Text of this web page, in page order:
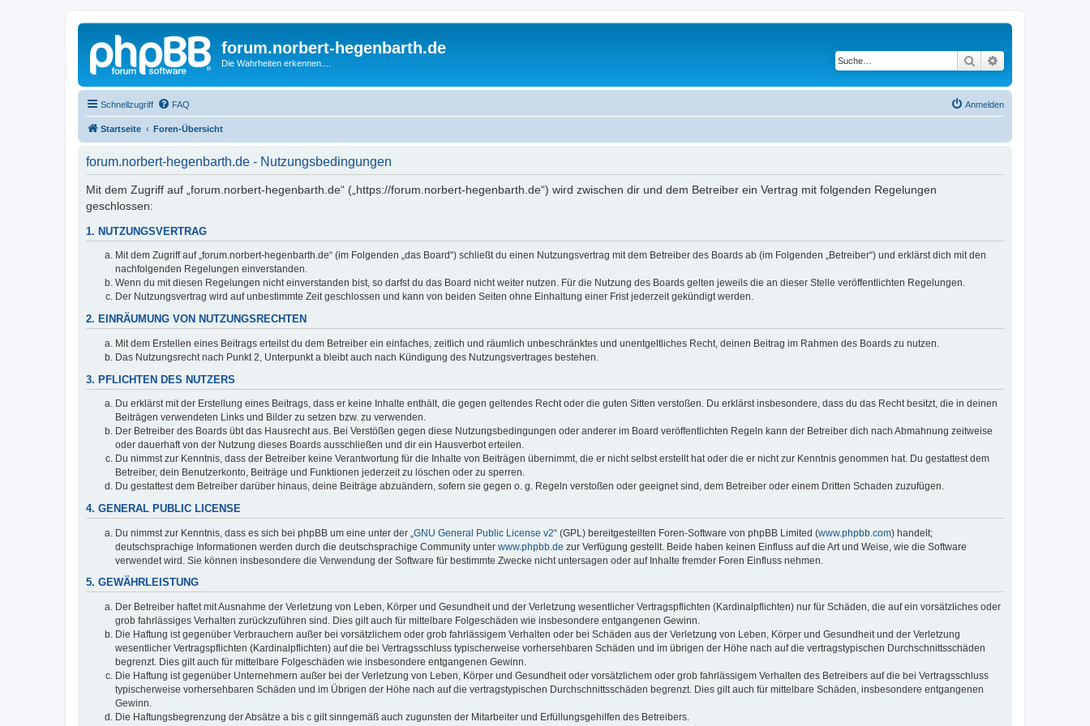
forum.norbert-hegenbarth.de
Die Wahrheiten erkennen.... Suche
Schnellzugriff FAQ Anmelden
Startseite Foren-Übersicht
forum.norbert-hegenbarth.de - Nutzungsbedingungen
Mit dem Zugriff auf „forum.norbert-hegenbarth.de“ („https://forum.norbert-hegenbarth.de“) wird zwischen dir und dem Betreiber ein Vertrag mit folgenden Regelungen
geschlossen:
1. NUTZUNGSVERTRAG
Mit dem Zugriff auf „forum.norbert-hegenbarth.de“ (im Folgenden „das Board“) schließt du einen Nutzungsvertrag mit dem Betreiber des Boards ab (im Folgenden „Betreiber“) und erklärst dich mit den
nachfolgenden Regelungen einverstanden.
Wenn du mit diesen Regelungen nicht einverstanden bist, so darfst du das Board nicht weiter nutzen. Für die Nutzung des Boards gelten jeweils die an dieser Stelle veröffentlichten Regelungen.
Der Nutzungsvertrag wird auf unbestimmte Zeit geschlossen und kann von beiden Seiten ohne Einhaltung einer Frist jederzeit gekündigt werden.
2. EINRÄUMUNG VON NUTZUNGSRECHTEN
Mit dem Erstellen eines Beitrags erteilst du dem Betreiber ein einfaches, zeitlich und räumlich unbeschränktes und unentgeltliches Recht, deinen Beitrag im Rahmen des Boards zu nutzen.
Das Nutzungsrecht nach Punkt 2, Unterpunkt a bleibt auch nach Kündigung des Nutzungsvertrages bestehen.
3. PFLICHTEN DES NUTZERS
Du erklärst mit der Erstellung eines Beitrags, dass er keine Inhalte enthält, die gegen geltendes Recht oder die guten Sitten verstoßen. Du erklärst insbesondere, dass du das Recht besitzt, die in deinen
Beiträgen verwendeten Links und Bilder zu setzen bzw. zu verwenden.
Der Betreiber des Boards übt das Hausrecht aus. Bei Verstößen gegen diese Nutzungsbedingungen oder anderer im Board veröffentlichten Regeln kann der Betreiber dich nach Abmahnung zeitweise
oder dauerhaft von der Nutzung dieses Boards ausschließen und dir ein Hausverbot erteilen.
Du nimmst zur Kenntnis, dass der Betreiber keine Verantwortung für die Inhalte von Beiträgen übernimmt, die er nicht selbst erstellt hat oder die er nicht zur Kenntnis genommen hat. Du gestattest dem
Betreiber, dein Benutzerkonto, Beiträge und Funktionen jederzeit zu löschen oder zu sperren.
Du gestattest dem Betreiber darüber hinaus, deine Beiträge abzuändern, sofern sie gegen o. g. Regeln verstoßen oder geeignet sind, dem Betreiber oder einem Dritten Schaden zuzufügen.
4. GENERAL PUBLIC LICENSE
Du nimmst zur Kenntnis, dass es sich bei phpBB um eine unter der „ GNU General Public License v2“ (GPL) bereitgestellten Foren-Software von phpBB Limited (www.phpbb.com) handelt;
deutschsprachige Informationen werden durch die deutschsprachige Community unter www.phpbb.de zur Verfügung gestellt. Beide haben keinen Einfluss auf die Art und Weise, wie die Software
verwendet wird. Sie können insbesondere die Verwendung der Software für bestimmte Zwecke nicht untersagen oder auf Inhalte fremder Foren Einfluss nehmen.
5. GEWÄHRLEISTUNG
Der Betreiber haftet mit Ausnahme der Verletzung von Leben, Körper und Gesundheit und der Verletzung wesentlicher Vertragspflichten (Kardinalpflichten) nur für Schäden, die auf ein vorsätzliches oder
grob fahrlässiges Verhalten zurückzuführen sind. Dies gilt auch für mittelbare Folgeschäden wie insbesondere entgangenen Gewinn.
Die Haftung ist gegenüber Verbrauchern außer bei vorsätzlichem oder grob fahrlässigem Verhalten oder bei Schäden aus der Verletzung von Leben, Körper und Gesundheit und der Verletzung
wesentlicher Vertragspflichten (Kardinalpflichten) auf die bei Vertragsschluss typischerweise vorhersehbaren Schäden und im übrigen der Höhe nach auf die vertragstypischen Durchschnittsschäden
begrenzt. Dies gilt auch für mittelbare Folgeschäden wie insbesondere entgangenen Gewinn.
Die Haftung ist gegenüber Unternehmern außer bei der Verletzung von Leben, Körper und Gesundheit oder vorsätzlichem oder grob fahrlässigem Verhalten des Betreibers auf die bei Vertragsschluss
typischerweise vorhersehbaren Schäden und im Übrigen der Höhe nach auf die vertragstypischen Durchschnittsschäden begrenzt. Dies gilt auch für mittelbare Schäden, insbesondere entgangenen
Gewinn.
Die Haftungsbegrenzung der Absätze a bis c gilt sinngemäß auch zugunsten der Mitarbeiter und Erfüllungsgehilfen des Betreibers.